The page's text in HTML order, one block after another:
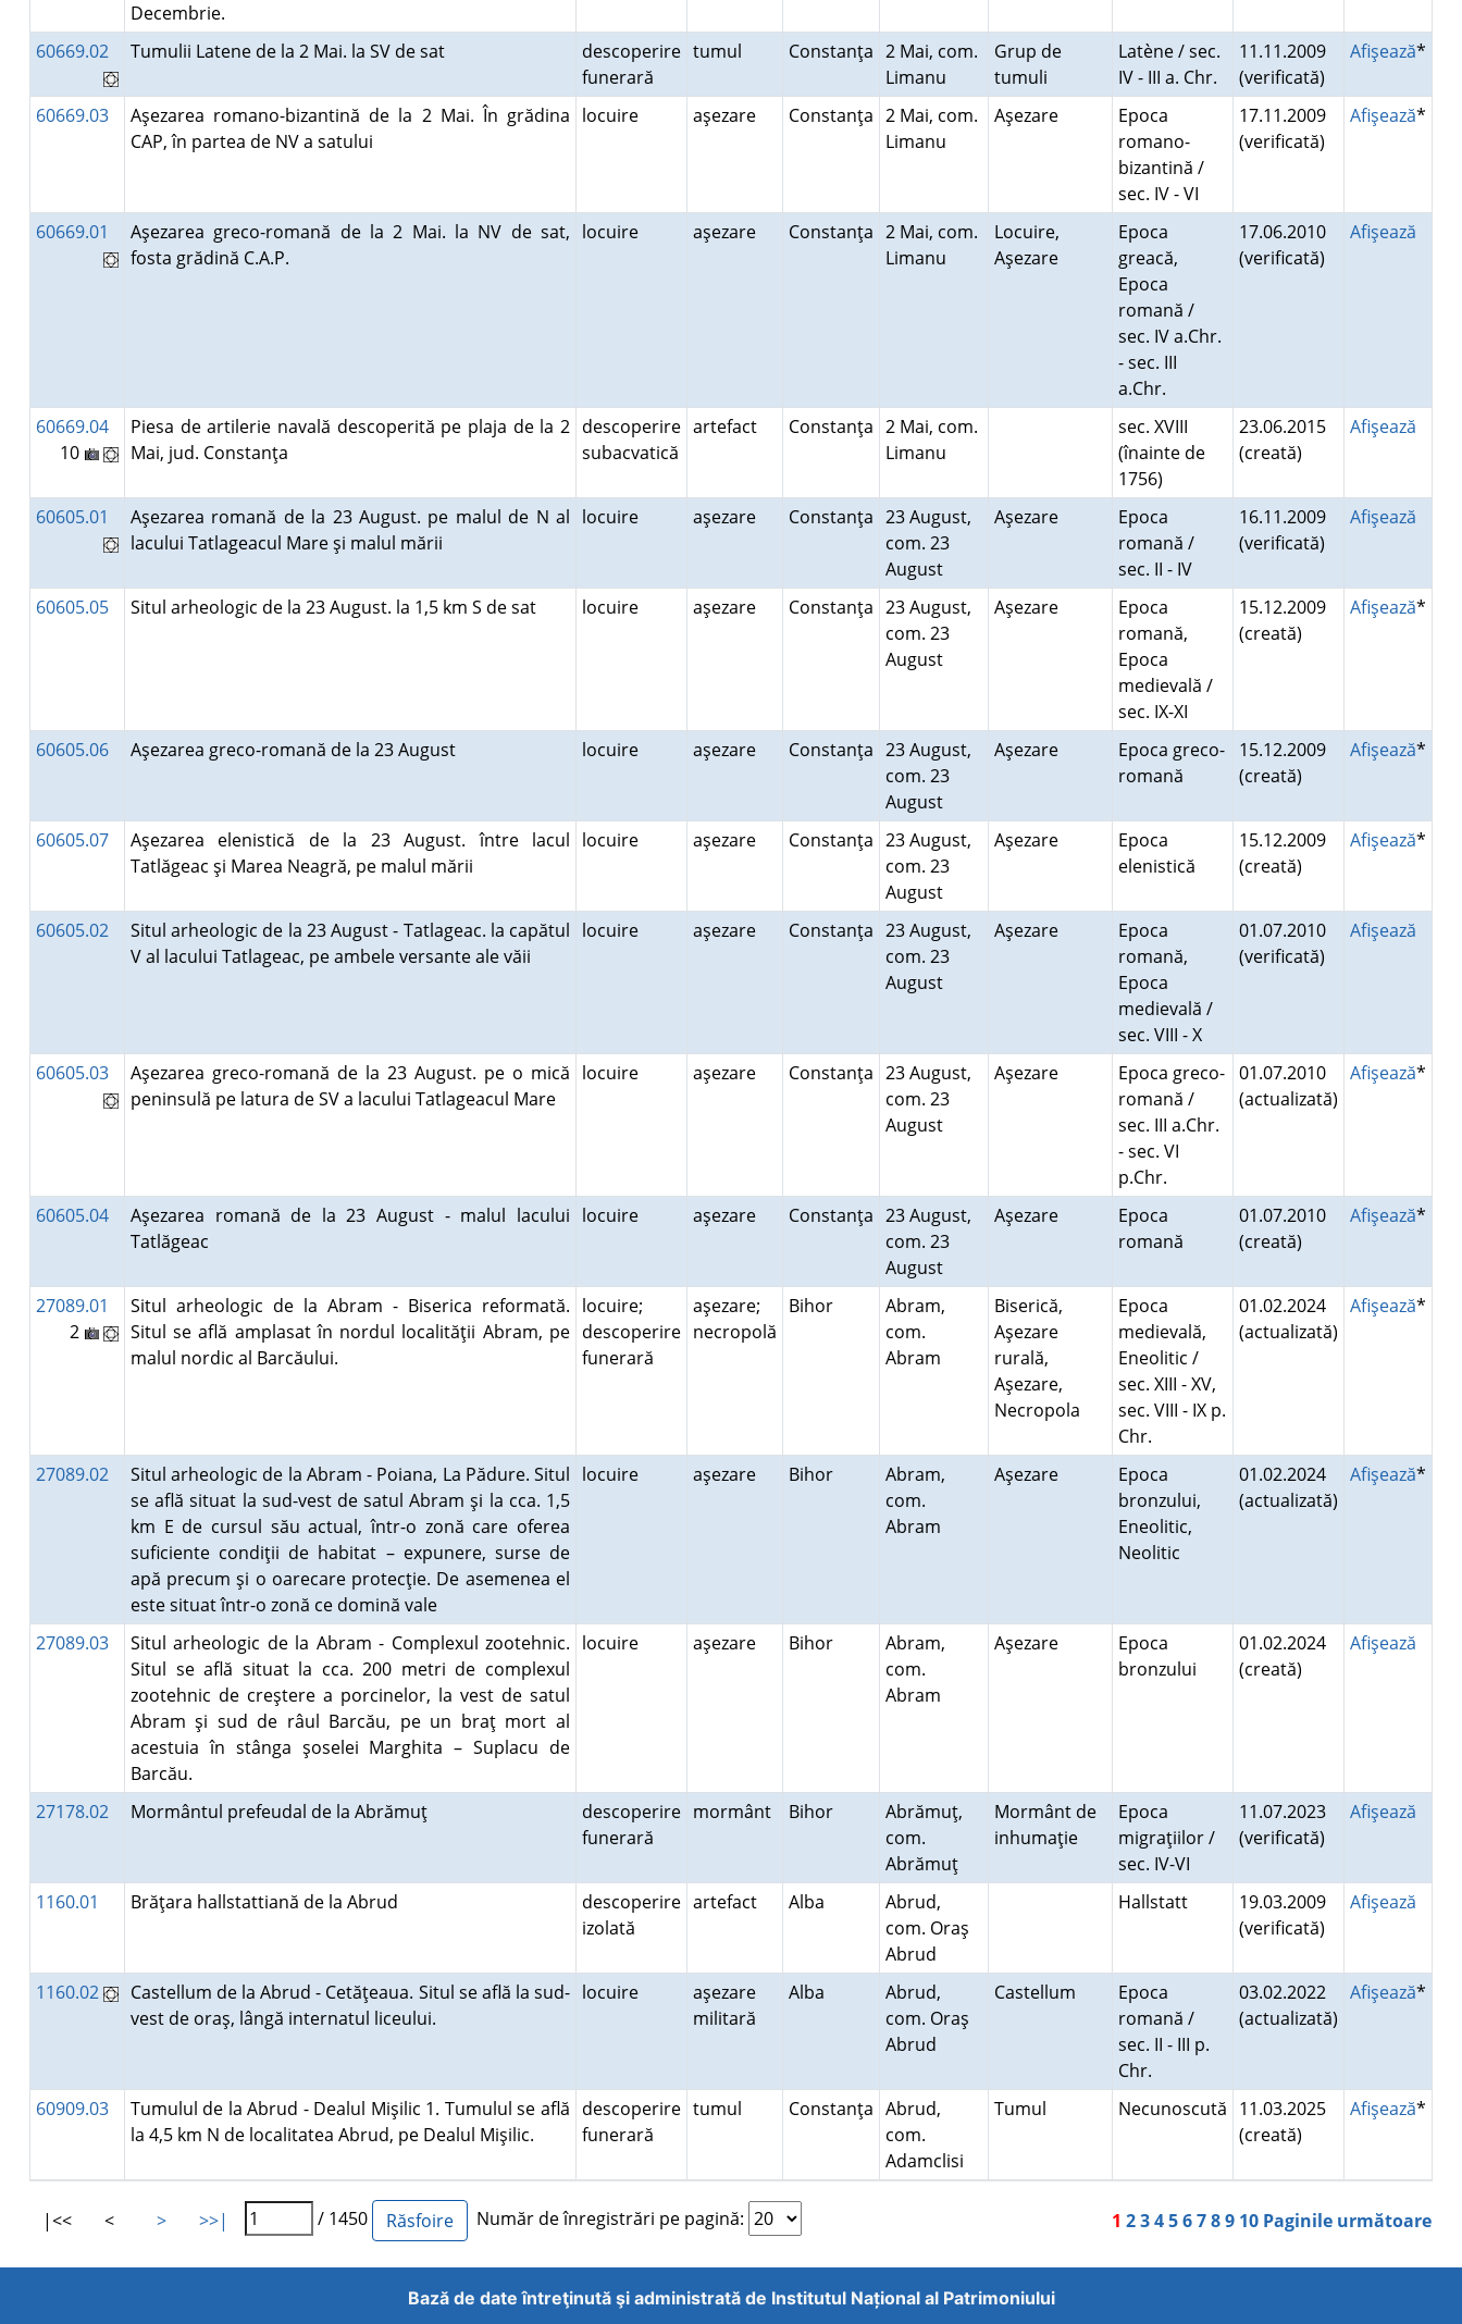
Decembrie.
60669.02 Tumulii Latene de la 2 Mai. la SV de sat
descoperire
funerară
tumul Constanţa 2 Mai, com.
Limanu
Grup de
tumuli
Latène / sec.
IV - III a. Chr.
11.11.2009
(verificată)
Afişează*
60669.03
Aşezarea romano-bizantină de la 2 Mai. În grădina
CAP, în partea de NV a satului
locuire aşezare Constanţa 2 Mai, com.
Limanu
Aşezare
Epoca
romano-
bizantină /
sec. IV - VI
17.11.2009
(verificată)
Afişează*
60669.01
Aşezarea greco-romană de la 2 Mai. la NV de sat,
fosta grădină C.A.P.
locuire aşezare Constanţa 2 Mai, com.
Limanu
Locuire,
Aşezare
Epoca
greacă,
Epoca
romană /
sec. IV a.Chr.
- sec. III
a.Chr.
17.06.2010
(verificată)
Afişează
60669.04
10
Piesa de artilerie navală descoperită pe plaja de la 2
Mai, jud. Constanţa
descoperire
subacvatică
artefact Constanţa 2 Mai, com.
Limanu
sec. XVIII
(înainte de
1756)
23.06.2015
(creată)
Afişează
60605.01
Aşezarea romană de la 23 August. pe malul de N al
lacului Tatlageacul Mare şi malul mării
locuire aşezare Constanţa 23 August,
com. 23
August
Aşezare
Epoca
romană /
sec. II - IV
16.11.2009
(verificată)
Afişează
60605.05 Situl arheologic de la 23 August. la 1,5 km S de sat locuire aşezare Constanţa 23 August,
com. 23
August
Aşezare
Epoca
romană,
Epoca
medievală /
sec. IX-XI
15.12.2009
(creată)
Afişează*
60605.06 Aşezarea greco-romană de la 23 August locuire aşezare Constanţa 23 August,
com. 23
August
Aşezare
Epoca greco-
romană
15.12.2009
(creată)
Afişează*
60605.07
Aşezarea elenistică de la 23 August. între lacul
Tatlăgeac şi Marea Neagră, pe malul mării
locuire aşezare Constanţa 23 August,
com. 23
August
Aşezare
Epoca
elenistică
15.12.2009
(creată)
Afişează*
60605.02
Situl arheologic de la 23 August - Tatlageac. la capătul
V al lacului Tatlageac, pe ambele versante ale văii
locuire aşezare Constanţa 23 August,
com. 23
August
Aşezare
Epoca
romană,
Epoca
medievală /
sec. VIII - X
01.07.2010
(verificată)
Afişează
60605.03
Aşezarea greco-romană de la 23 August. pe o mică
peninsulă pe latura de SV a lacului Tatlageacul Mare
locuire aşezare Constanţa 23 August,
com. 23
August
Aşezare
Epoca greco-
romană /
sec. III a.Chr.
- sec. VI
p.Chr.
01.07.2010
(actualizată)
Afişează*
60605.04
Aşezarea romană de la 23 August - malul lacului
Tatlăgeac
locuire aşezare Constanţa 23 August,
com. 23
August
Aşezare
Epoca
romană
01.07.2010
(creată)
Afişează*
27089.01
2
Situl arheologic de la Abram - Biserica reformată.
Situl se află amplasat în nordul localităţii Abram, pe
malul nordic al Barcăului.
locuire;
descoperire
funerară
aşezare;
necropolă
Bihor
Abram,
com.
Abram
Biserică,
Aşezare
rurală,
Aşezare,
Necropola
Epoca
medievală,
Eneolitic /
sec. XIII - XV,
sec. VIII - IX p.
Chr.
01.02.2024
(actualizată)
Afişează*
27089.02
Situl arheologic de la Abram - Poiana, La Pădure. Situl
se află situat la sud-vest de satul Abram şi la cca. 1,5
km E de cursul său actual, într-o zonă care oferea
suficiente condiţii de habitat – expunere, surse de
apă precum şi o oarecare protecţie. De asemenea el
este situat într-o zonă ce domină vale
locuire aşezare Bihor
Abram,
com.
Abram
Aşezare
Epoca
bronzului,
Eneolitic,
Neolitic
01.02.2024
(actualizată)
Afişează*
27089.03
Situl arheologic de la Abram - Complexul zootehnic.
Situl se află situat la cca. 200 metri de complexul
zootehnic de creştere a porcinelor, la vest de satul
Abram şi sud de râul Barcău, pe un braţ mort al
acestuia în stânga şoselei Marghita – Suplacu de
Barcău.
locuire aşezare Bihor
Abram,
com.
Abram
Aşezare
Epoca
bronzului
01.02.2024
(creată)
Afişează
27178.02 Mormântul prefeudal de la Abrămuţ
descoperire
funerară
mormânt Bihor
Abrămuţ,
com.
Abrămuţ
Mormânt de
inhumaţie
Epoca
migraţiilor /
sec. IV-VI
11.07.2023
(verificată)
Afişează
1160.01 Brăţara hallstattiană de la Abrud
descoperire
izolată
artefact Alba
Abrud,
com. Oraş
Abrud
Hallstatt
19.03.2009
(verificată)
Afişează
1160.02
Castellum de la Abrud - Cetăţeaua. Situl se află la sud-
vest de oraş, lângă internatul liceului.
locuire
aşezare
militară
Alba
Abrud,
com. Oraş
Abrud
Castellum
Epoca
romană /
sec. II - III p.
Chr.
03.02.2022
(actualizată)
Afişează*
60909.03
Tumulul de la Abrud - Dealul Mişilic 1. Tumulul se află
la 4,5 km N de localitatea Abrud, pe Dealul Mişilic.
descoperire
funerară
tumul Constanţa Abrud,
com.
Adamclisi
Tumul Necunoscută 11.03.2025
(creată)
Afişează*
|<< < > >>| / 1450 Număr de înregistrări pe pagină: 123456789 10 Paginile următoare
Bază de date întreţinută şi administrată de Institutul Național al Patrimoniului